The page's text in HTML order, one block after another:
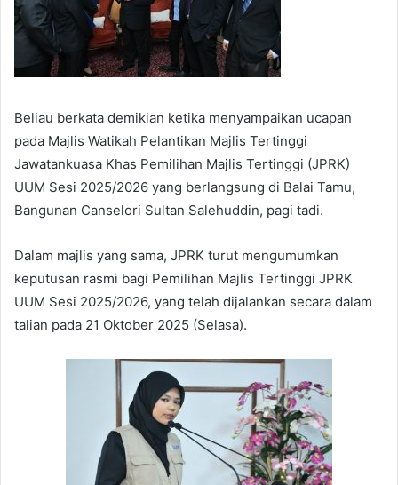
Beliau berkata demikian ketika menyampaikan ucapan
pada Majlis Watikah Pelantikan Majlis Tertinggi
Jawatankuasa Khas Pemilihan Majlis Tertinggi (JPRK)
UUM Sesi 2025/2026 yang berlangsung di Balai Tamu,
Bangunan Canselori Sultan Salehuddin, pagi tadi.
Dalam majlis yang sama, JPRK turut mengumumkan
keputusan rasmi bagi Pemilihan Majlis Tertinggi JPRK
UUM Sesi 2025/2026, yang telah dijalankan secara dalam
talian pada 21 Oktober 2025 (Selasa).